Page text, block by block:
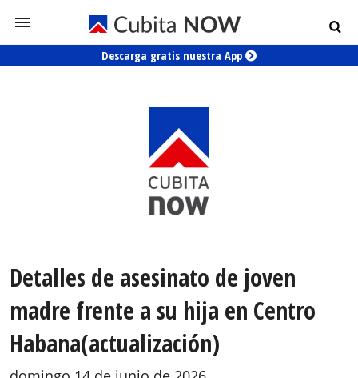
Descarga gratis nuestra App
Detalles de asesinato de joven
madre frente a su hija en Centro
Habana(actualización)